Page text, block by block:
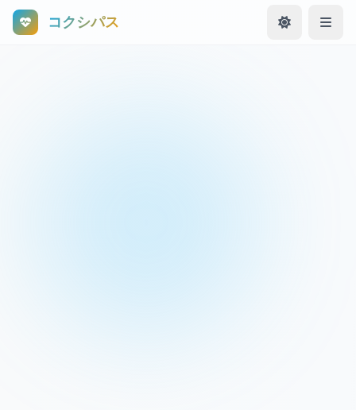
コクシパス